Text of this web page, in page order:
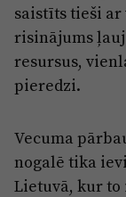
saistīts tieši
risinājums
resursus,
pieredzi.
Vecuma
nogalē tika
Lietuvā, kur to